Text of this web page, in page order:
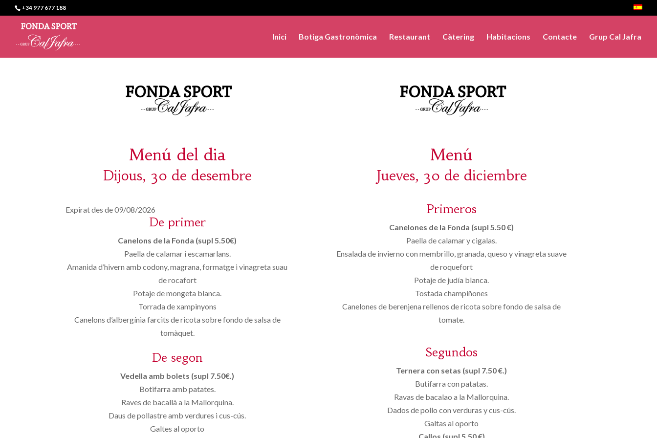
+34 977 677 188
Inici Botiga Gastronòmica Restaurant Càtering Habitacions Contacte Grup Cal Jafra
Menú del dia
Dijous, 30 de desembre
Expirat des de 09/08/2026
De primer
Canelons de la Fonda (supl 5.50€)
Paella de calamar i escamarlans.
Amanida d’hivern amb codony, magrana, formatge i vinagreta suau
de rocafort
Potaje de mongeta blanca.
Torrada de xampinyons
Canelons d’albergínia farcits de ricota sobre fondo de salsa de
tomàquet.
De segon
Vedella amb bolets (supl 7.50€.)
Botifarra amb patates.
Raves de bacallà a la Mallorquina.
Daus de pollastre amb verdures i cus-cús.
Galtes al oporto
Menú
Jueves, 30 de diciembre
Primeros
Canelones de la Fonda (supl 5.50 €)
Paella de calamar y cigalas.
Ensalada de invierno con membrillo, granada, queso y vinagreta suave
de roquefort
Potaje de judía blanca.
Tostada champiñones
Canelones de berenjena rellenos de ricota sobre fondo de salsa de
tomate.
Segundos
Ternera con setas (supl 7.50 €.)
Butifarra con patatas.
Ravas de bacalao a la Mallorquina.
Dados de pollo con verduras y cus-cús.
Galtas al oporto